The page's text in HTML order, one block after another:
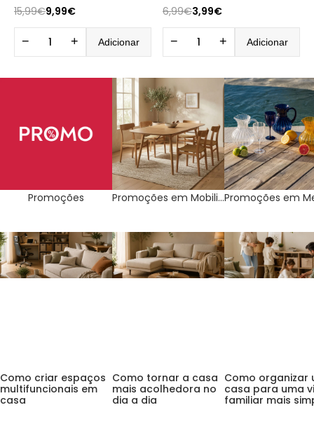
15,99€9,99€
− + Adicionar
6,99€3,99€
− + Adicionar
Promoções
Promoções em
Mobiliário
Promoções em Mobiliário
Promoções em
e Cozinha
Como criar espaços
multifuncionais em
casa
Como criar espaços
multifuncionais em
casa
Como tornar a casa
mais acolhedora no
dia a dia
Como tornar a casa
mais acolhedora no
dia a dia
Como organizar
casa para uma
familiar mais
Como organizar
casa para uma
familiar mais